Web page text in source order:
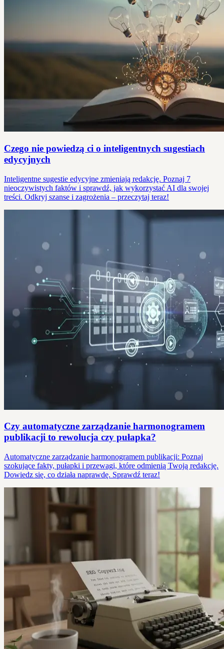
Czego nie powiedzą ci o inteligentnych sugestiach
edycyjnych
Inteligentne sugestie edycyjne zmieniają redakcję. Poznaj 7
nieoczywistych faktów i sprawdź, jak wykorzystać AI dla swojej
treści. Odkryj szanse i zagrożenia – przeczytaj teraz!
Czy automatyczne zarządzanie harmonogramem
publikacji to rewolucja czy pułapka?
Automatyczne zarządzanie harmonogramem publikacji: Poznaj
szokujące fakty, pułapki i przewagi, które odmienią Twoją redakcję.
Dowiedz się, co działa naprawdę. Sprawdź teraz!